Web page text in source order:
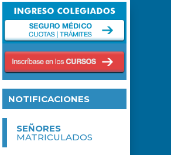
NOTIFICACIONES
SEÑORES
MATRICULADOS